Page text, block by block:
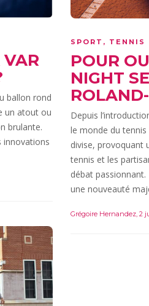
VAR
ballon rond
un atout ou
brulante.
innovations
SPORT , TENNIS
POUR
NIGHT
Depuis
le monde du
divise, provoquant
tennis et les
débat
une nouveauté
Grégoire Hernandez, 2